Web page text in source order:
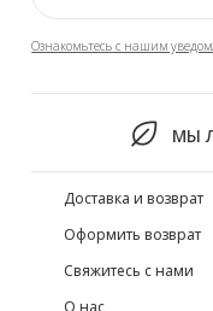
Ознакомьтесь с нашим
МЫ
Доставка и возврат
Оформить возврат
Свяжитесь с нами
О нас